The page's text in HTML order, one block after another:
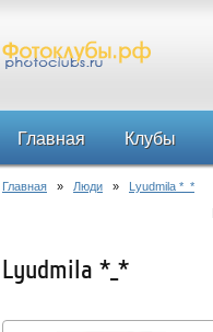
Главная Клубы
Главная » Люди » Lyudmila *_*
Lyudmila *_*